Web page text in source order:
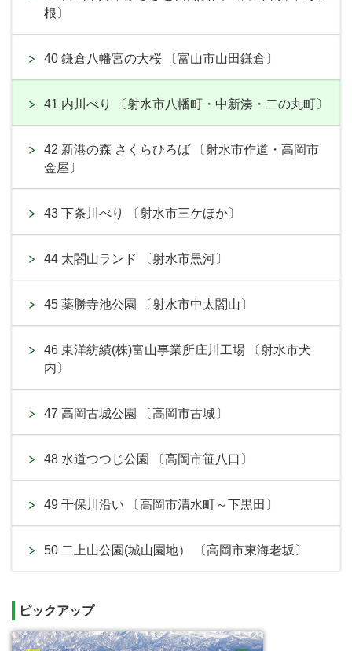
根〕
40 鎌倉八幡宮の大桜 〔富山市山田鎌倉〕
41 内川べり 〔射水市八幡町・中新湊・二の丸町〕
42 新港の森 さくらひろば 〔射水市作道・高岡市
金屋〕
43 下条川べり 〔射水市三ケほか〕
44 太閤山ランド 〔射水市黒河〕
45 薬勝寺池公園 〔射水市中太閤山〕
46 東洋紡績(株)富山事業所庄川工場 〔射水市犬
内〕
47 高岡古城公園 〔高岡市古城〕
48 水道つつじ公園 〔高岡市笹八口〕
49 千保川沿い 〔高岡市清水町～下黒田〕
50 二上山公園(城山園地） 〔高岡市東海老坂〕
ピックアップ